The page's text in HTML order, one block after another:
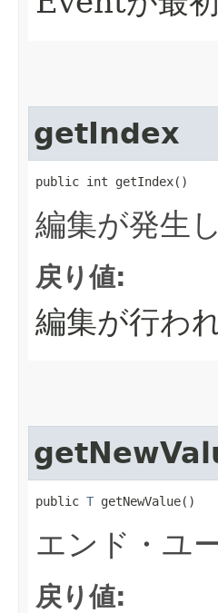
getIndex
public int getIndex()
編集が発生
戻り値:
編集が行わ
public T getNewValue()
エンド・ユ
戻り値: